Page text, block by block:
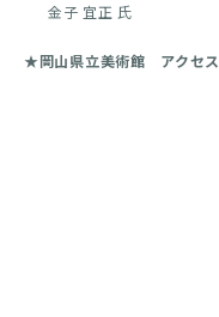
金子 宜正 氏
★岡山県立美術館 アクセス